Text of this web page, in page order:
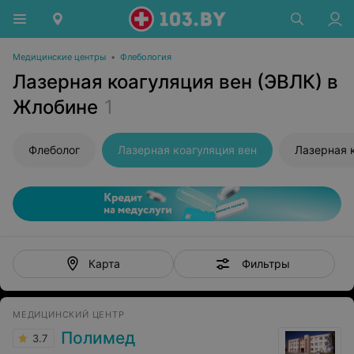
Медицинские центры • Флебология
Лазерная коагуляция вен (ЭВЛК) в
Жлобине 1
Флеболог Лазерная коагуляция вен Лазерная
Карта Фильтры
МЕДИЦИНСКИЙ ЦЕНТР
3.7 Полимед